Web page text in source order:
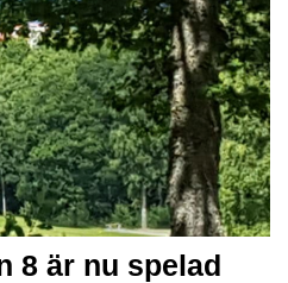
8 är nu spelad